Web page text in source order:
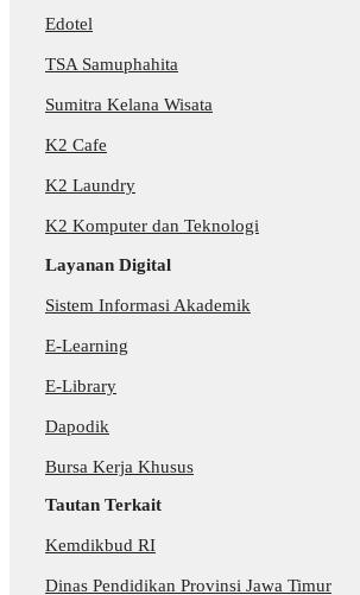
Edotel
TSA Samuphahita
Sumitra Kelana Wisata
K2 Cafe
K2 Laundry
K2 Komputer dan Teknologi
Layanan Digital
Sistem Informasi Akademik
E-Learning
E-Library
Dapodik
Bursa Kerja Khusus
Tautan Terkait
Kemdikbud RI
Dinas Pendidikan Provinsi Jawa Timur